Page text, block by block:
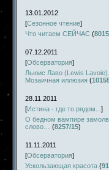
13.01.2012
[Сезонное чтение]
Что читаем СЕЙЧАС (
07.12.2011
[Обсерватория]
Льюис Лаво (Lewis Lavoie).
Мозаичная иллюзия (
28.11.2011
[Истина - где то рядом... ]
О бедном вампире
слово…
(8257/15)
11.11.2011
[Обсерватория]
Ускользающая красота (